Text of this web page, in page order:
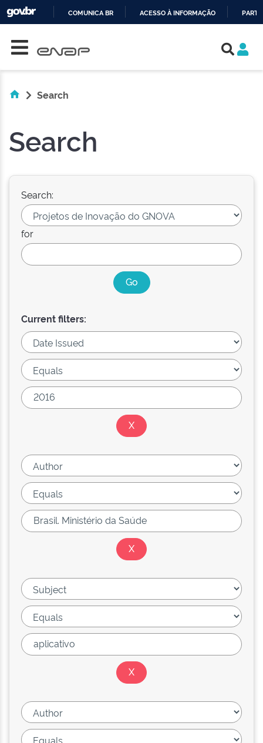
COMUNICA BR ACESSO À INFORMAÇÃO
Search
Search
Search:
for
Current filters: